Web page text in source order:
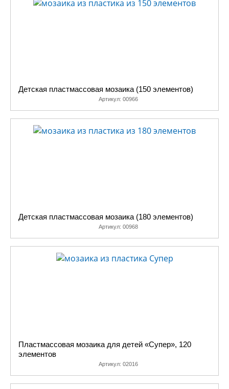
речи и интеллекта ребенка.
Огромный выбор развивающих игр, в том числе детских мозаик из
пластмассы, предлагает интернет магазин Десятое Королевство,
купить которые вы сможете с доставкой в любой уголок России.
Детская пластмассовая мозаика (150 элементов)
Артикул: 00966
Детская пластмассовая мозаика (180 элементов)
Артикул: 00968
Пластмассовая мозаика для детей «Супер», 120
элементов
Артикул: 02016